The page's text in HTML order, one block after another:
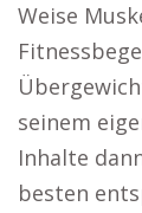
Weise
seinem
Inhalte
besten